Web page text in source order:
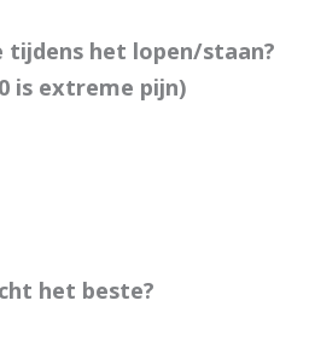
tijdens het lopen/staan?
is extreme pijn)
het beste?